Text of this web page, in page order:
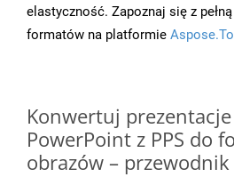
elastyczność. Zapoznaj się z
formatów na platformie
Konwertuj prezentacje
PowerPoint z PPS do
obrazów –